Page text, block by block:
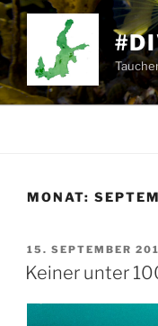
Zum
Inhalt
springen
MONAT:
VERÖFFENTLICHT
AM
15. SEPTEMBER
Keiner unter